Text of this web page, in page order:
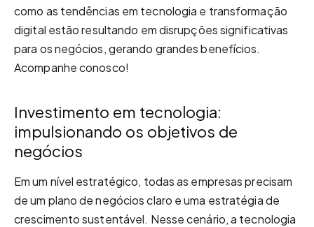
como as tendências em tecnologia e transformação
digital estão resultando em disrupções significativas
para os negócios, gerando grandes benefícios.
Acompanhe conosco!
Investimento em tecnologia:
impulsionando os objetivos de
negócios
Em um nível estratégico, todas as empresas precisam
de um plano de negócios claro e uma estratégia de
crescimento sustentável. Nesse cenário, a tecnologia